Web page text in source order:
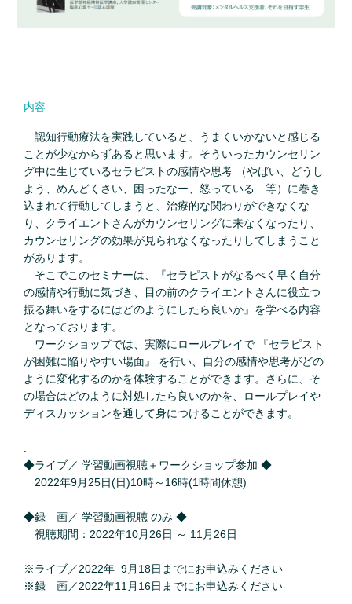
内容
認知行動療法を実践していると、うまくいかないと感じる
ことが少なからずあると思います。そういったカウンセリン
グ中に生じているセラピストの感情や思考 （やばい、どうし
よう、めんどくさい、困ったなー、怒っている…等）に巻き
込まれて行動してしまうと、治療的な関わりができなくな
り、クライエントさんがカウンセリングに来なくなったり、
カウンセリングの効果が見られなくなったりしてしまうこと
があります。
そこでこのセミナーは、『セラピストがなるべく早く自分
の感情や行動に気づき、目の前のクライエントさんに役立つ
振る舞いをするにはどのようにしたら良いか』を学べる内容
となっております。
ワークショップでは、実際にロールプレイで 『セラピスト
が困難に陥りやすい場面』 を行い、自分の感情や思考がどの
ように変化するのかを体験することができます。さらに、そ
の場合はどのように対処したら良いのかを、ロールプレイや
ディスカッションを通して身につけることができます。
◆ライブ／ 学習動画視聴＋ワークショップ参加 ◆
2022年9月25日(日)10時～16時(1時間休憩)
◆録 画／ 学習動画視聴 のみ ◆
視聴期間：2022年10月26日 ～ 11月26日
※ライブ／2022年 9月18日までにお申込みください
※録 画／2022年11月16日までにお申込みください